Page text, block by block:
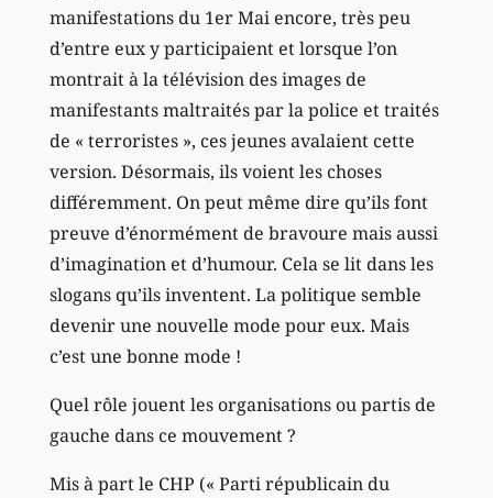
manifestations du 1er Mai encore, très peu
d’entre eux y participaient et lorsque l’on
montrait à la télévision des images de
manifestants maltraités par la police et traités
de « terroristes », ces jeunes avalaient cette
version. Désormais, ils voient les choses
différemment. On peut même dire qu’ils font
preuve d’énormément de bravoure mais aussi
d’imagination et d’humour. Cela se lit dans les
slogans qu’ils inventent. La politique semble
devenir une nouvelle mode pour eux. Mais
c’est une bonne mode !
Quel rôle jouent les organisations ou partis de
gauche dans ce mouvement ?
Mis à part le CHP (« Parti républicain du